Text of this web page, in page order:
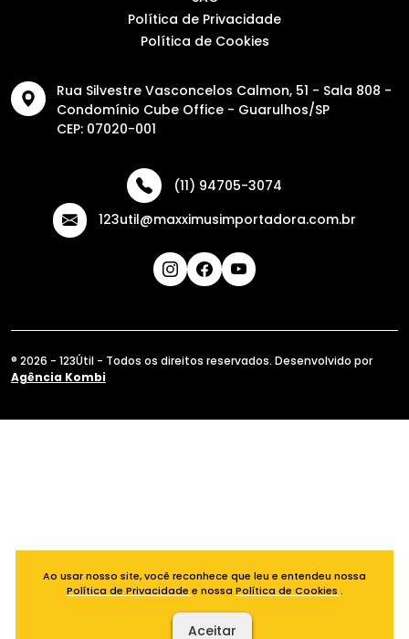
Política de Privacidade
Política de Cookies
Rua Silvestre Vasconcelos Calmon, 51 - Sala 808 -
Condomínio Cube Office - Guarulhos/SP
CEP: 07020-001
(11) 94705-3074
123util@maxximusimportadora.com.br
® 2026 - 123Útil - Todos os direitos reservados. Desenvolvido por
Agência Kombi
Ao usar nosso site, você reconhece que leu e entendeu nossa
Política de Privacidade e nossa Política de Cookies .
Aceitar